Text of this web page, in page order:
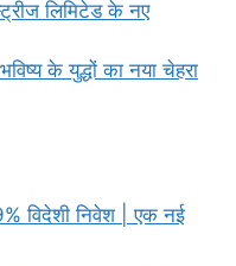
लिमिटेड के नए
के युद्धों का नया चेहरा
विदेशी निवेश | एक नई